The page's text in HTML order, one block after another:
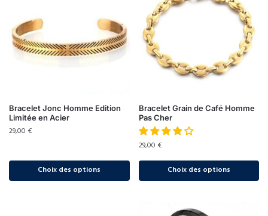
Bracelet Jonc Homme Edition
Limitée en Acier
29,00 €
Choix des options
Bracelet Grain de Café Homme
Pas Cher
29,00 €
Choix des options